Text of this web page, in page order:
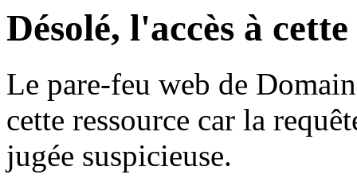
Désolé, l'accès à
Le pare-feu web de
cette ressource car la
jugée suspicieuse.